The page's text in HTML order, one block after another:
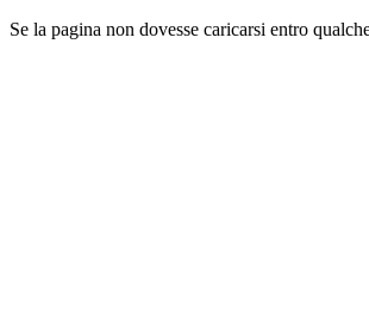
Se la pagina non dovesse caricarsi entro